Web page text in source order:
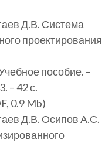
Д.В. Система
проектирования
пособие. –
– 42 с.
0.9 Mb)
Д.В. Осипов А.С.